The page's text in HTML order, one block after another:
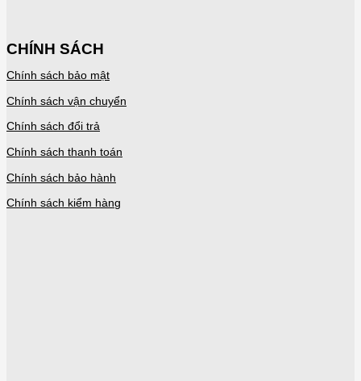
CHÍNH SÁCH
Chính sách bảo mật
Chính sách vận chuyển
Chính sách đổi trả
Chính sách thanh toán
Chính sách bảo hành
Chính sách kiểm hàng